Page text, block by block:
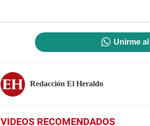
Unirme
Redacción El Heraldo
VIDEOS RECOMENDADOS